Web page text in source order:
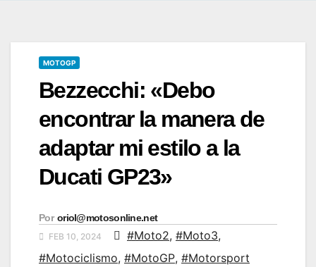
MOTOGP
Bezzecchi: «Debo
encontrar la manera de
adaptar mi estilo a la
Ducati GP23»
Por oriol@motosonline.net
FEB 10, 2024 #Moto2, #Moto3,
#Motociclismo, #MotoGP, #Motorsport